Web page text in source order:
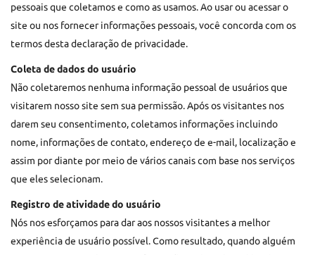
pessoais que coletamos e como as usamos. Ao usar ou acessar o
site ou nos fornecer informações pessoais, você concorda com os
termos desta declaração de privacidade.
Coleta de dados do usuário
Não coletaremos nenhuma informação pessoal de usuários que
visitarem nosso site sem sua permissão. Após os visitantes nos
darem seu consentimento, coletamos informações incluindo
nome, informações de contato, endereço de e-mail, localização e
assim por diante por meio de vários canais com base nos serviços
que eles selecionam.
Registro de atividade do usuário
Nós nos esforçamos para dar aos nossos visitantes a melhor
experiência de usuário possível. Como resultado, quando alguém